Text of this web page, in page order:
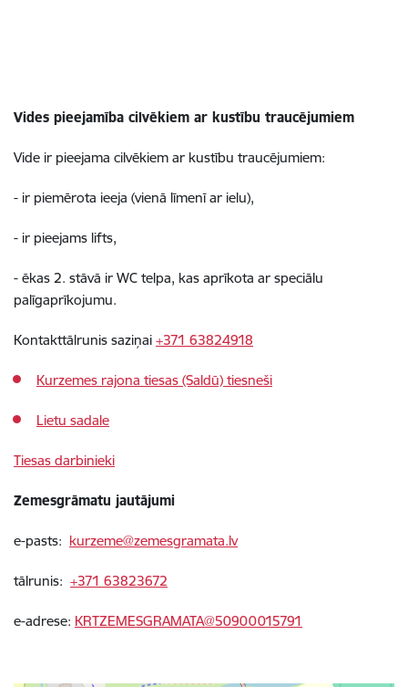
Vides pieejamība cilvēkiem ar kustību traucējumiem
Vide ir pieejama cilvēkiem ar kustību traucējumiem:
- ir piemērota ieeja (vienā līmenī ar ielu),
- ir pieejams lifts,
- ēkas 2. stāvā ir WC telpa, kas aprīkota ar speciālu
palīgaprīkojumu.
Kontakttālrunis saziņai +371 63824918
Kurzemes rajona tiesas (Saldū) tiesneši
Lietu sadale
Tiesas darbinieki
Zemesgrāmatu jautājumi
e-pasts: kurzeme@zemesgramata.lv
tālrunis: +371 63823672
e-adrese: KRTZEMESGRAMATA@50900015791